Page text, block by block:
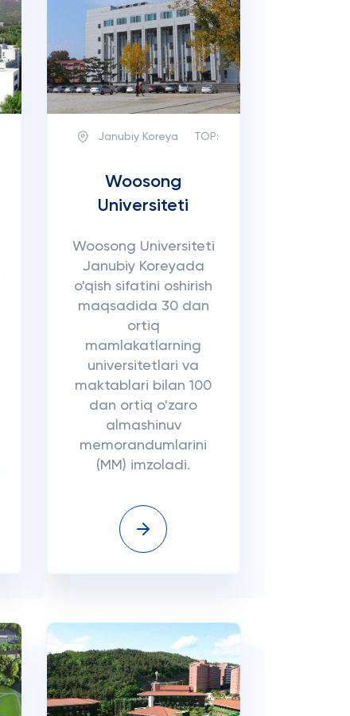
Janubiy Koreya TOP:
Woosong
Universiteti
Woosong Universiteti
Janubiy Koreyada
o'qish sifatini oshirish
maqsadida 30 dan
ortiq
mamlakatlarning
universitetlari va
maktablari bilan 100
dan ortiq o'zaro
almashinuv
memorandumlarini
(MM) imzoladi.